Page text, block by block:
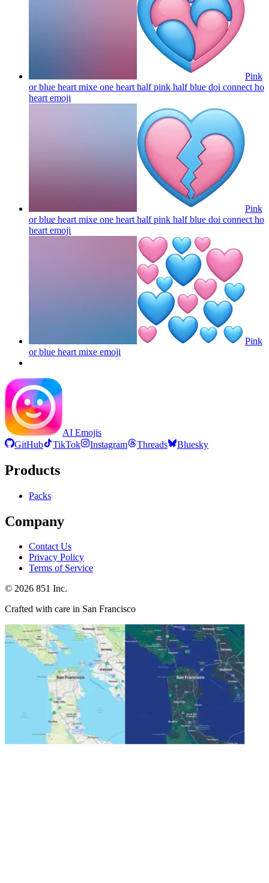
Pink
or blue heart mixe one heart half pink half blue doi connect ho
heart emoji
Pink
or blue heart mixe one heart half pink half blue doi connect ho
heart emoji
Pink
or blue heart mixe emoji
AI Emojis
GitHub
TikTok Instagram Threads Bluesky
Products
Packs
Company
Contact Us
Privacy Policy
Terms of Service
© 2026 851 Inc.
Crafted with care in San Francisco